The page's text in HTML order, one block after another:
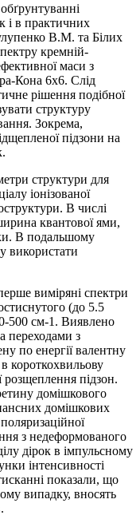
і в практичних
В.М. та Білих
кремній-
маси з
Кона 6х6. Слід
рішення подібної
структуру
Зокрема,
підзони на
структури для
іонізованої
В числі
квантової ями,
В подальшому
використати
виміряні спектри
(до 5.5
500 см-1. Виявлено
переходами з
по енергії валентну
короткохвильову
розщеплення підзон.
домішкового
домішкових
з недеформованого
дірок в імпульсному
інтенсивності
показали, що
випадку, вносять